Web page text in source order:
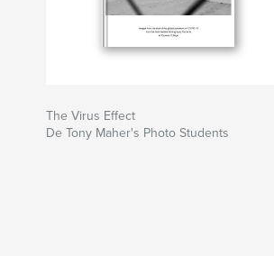
The Virus Effect
De Tony Maher's Photo Students